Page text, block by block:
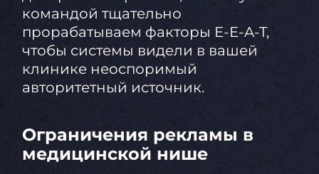
командой тщательно
прорабатываем факторы E-E-A-T,
чтобы системы видели в вашей
клинике неоспоримый
авторитетный источник.
Ограничения рекламы в
медицинской нише